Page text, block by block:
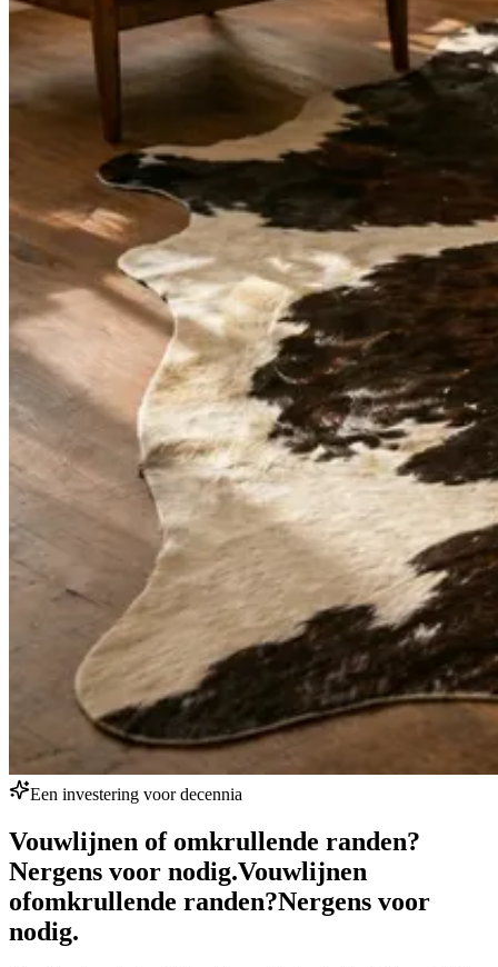
Een investering voor decennia
Vouwlijnen of omkrullende randen?
Nergens voor nodig.Vouwlijnen
ofomkrullende randen?Nergens voor
nodig.